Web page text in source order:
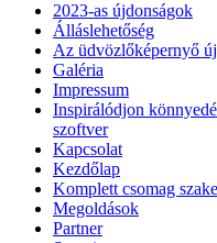
2023-as újdonságok
Álláslehetőség
Az üdvözlőképernyő
Galéria
Impressum
Inspirálódjon
szoftver
Kapcsolat
Kezdőlap
Komplett csomag
Megoldások
Partner